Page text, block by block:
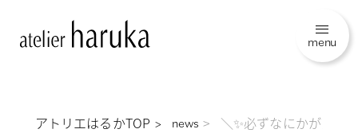
menu
アトリエはるかTOP news ＼✨必ずなにかが当た